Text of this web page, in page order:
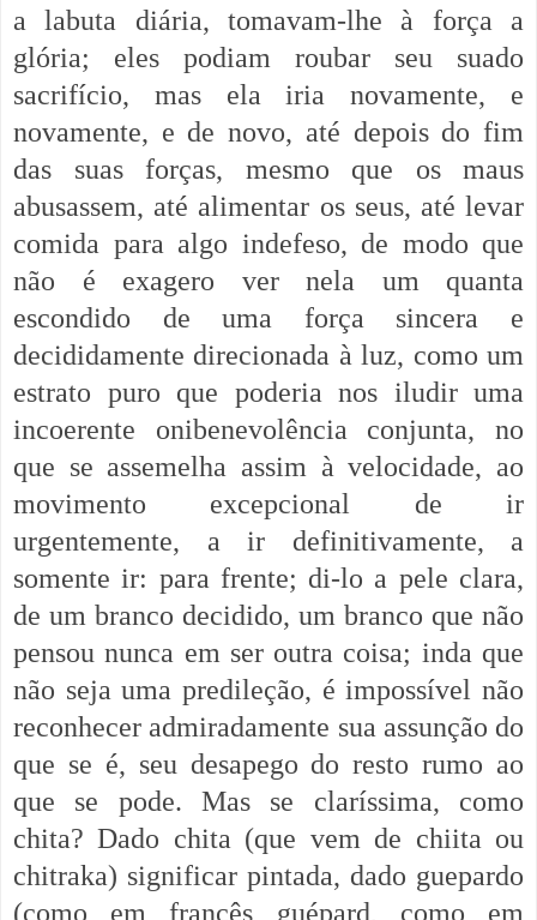
a labuta diária, tomavam-lhe à força a
glória; eles podiam roubar seu suado
sacrifício, mas ela iria novamente, e
novamente, e de novo, até depois do fim
das suas forças, mesmo que os maus
abusassem, até alimentar os seus, até levar
comida para algo indefeso, de modo que
não é exagero ver nela um quanta
escondido de uma força sincera e
decididamente direcionada à luz, como um
estrato puro que poderia nos iludir uma
incoerente onibenevolência conjunta, no
que se assemelha assim à velocidade, ao
movimento excepcional de ir
urgentemente, a ir definitivamente, a
somente ir: para frente; di-lo a pele clara,
de um branco decidido, um branco que não
pensou nunca em ser outra coisa; inda que
não seja uma predileção, é impossível não
reconhecer admiradamente sua assunção do
que se é, seu desapego do resto rumo ao
que se pode. Mas se claríssima, como
chita? Dado chita (que vem de chiita ou
chitraka) significar pintada, dado guepardo
(como em francês guépard, como em